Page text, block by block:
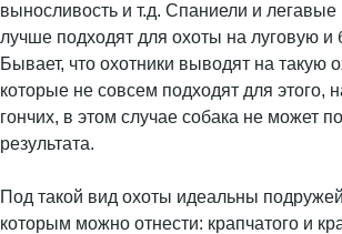
выносливость и т.д. Спаниели и легавые
лучше подходят для охоты на луговую и
Бывает, что охотники выводят на такую
которые не совсем подходят для этого,
гончих, в этом случае собака не может
результата.
Под такой вид охоты идеальны
которым можно отнести: крапчатого и